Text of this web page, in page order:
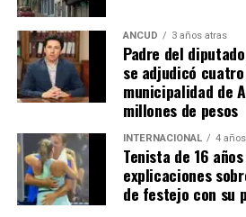
ANCUD 3 años atras
Padre del
se adjudicó
municipalidad de
millones de pesos
INTERNACIONAL 4
Tenista de 16
explicaciones
de festejo con su